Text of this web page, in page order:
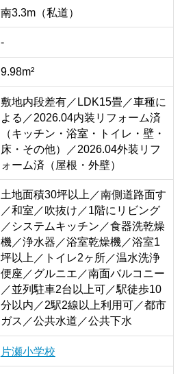
南3.3m（私道）
-
9.98m²
敷地内段差有／LDK15畳／車種に
よる／2026.04内装リフォーム済
（キッチン・浴室・トイレ・壁・
床・その他）／2026.04外装リフ
ォーム済（屋根・外壁）
土地面積30坪以上／南側道路面す
／和室／吹抜け／1階にリビング
／システムキッチン／食器洗乾燥
機／浄水器／浴室乾燥機／浴室1
坪以上／トイレ2ヶ所／温水洗浄
便座／グルニエ／南面バルコニー
／並列駐車2台以上可／駅徒歩10
分以内／2駅2線以上利用可／都市
ガス／公共水道／公共下水
片瀬小学校